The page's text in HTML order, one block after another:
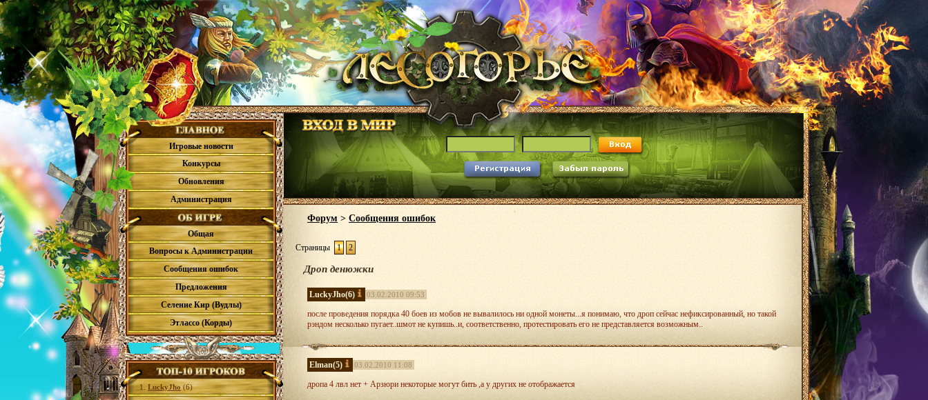
Игровые новости
Конкурсы
Обновления
Администрация
Общая
Вопросы к Администрации
Сообщения ошибок
Предложения
Селение Кир (Вудлы)
Этлассо (Корды)
1. LuckyJho (6)
Форум > Сообщения ошибок
Страницы 1 2
Дроп денюжки
LuckyJho(6) 03.02.2010 09:53
после проведения порядка 40 боев из мобов не вывалилось ни одной монеты...я понимаю, что дроп сейчас нефиксированный, но такой
рэндом несколько пугает..шмот не купишь..и, соответственно, протестировать его не представляется возможным..
Elman(5) 03.02.2010 11:08
дропа 4 лвл нет + Арзюри некоторые могут бить ,а у других не отображается